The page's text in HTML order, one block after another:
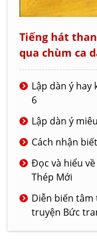
Tiếng hát
qua chùm ca
Lập dàn ý hay
6
Lập dàn ý
Cách nhận
Đọc và hiểu
Thép Mới
Diễn biến
truyện Bức